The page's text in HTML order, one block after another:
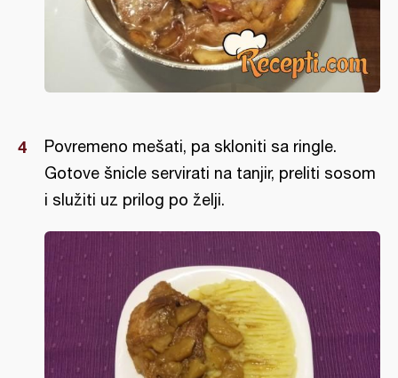
Povremeno mešati, pa skloniti sa ringle.
Gotove šnicle servirati na tanjir, preliti sosom
i služiti uz prilog po želji.